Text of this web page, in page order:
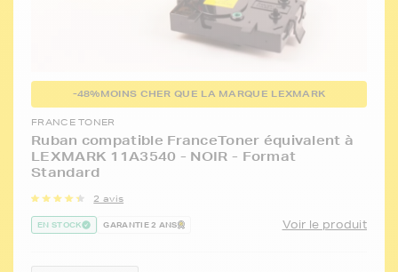
-48%MOINS CHER QUE LA MARQUE LEXMARK
FRANCE TONER
Ruban compatible FranceToner équivalent à
LEXMARK 11A3540 - NOIR - Format
Standard
2 avis
EN STOCK GARANTIE 2 ANS Voir le produit